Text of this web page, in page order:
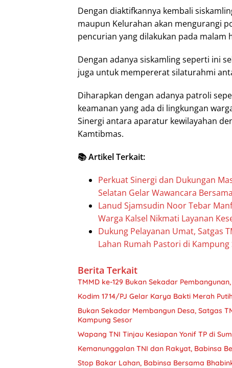
Dengan diaktifkannya kembali
maupun Kelurahan akan mengurangi
pencurian yang dilakukan pada malam
Dengan adanya siskamling seperti ini
juga untuk mempererat silaturahmi
Diharapkan dengan adanya patroli
keamanan yang ada di lingkungan
Sinergi antara aparatur kewilayahan
Kamtibmas.
📚 Artikel Terkait:
Perkuat Sinergi dan Dukungan
Selatan Gelar Wawancara
Lanud Sjamsudin Noor Tebar
Warga Kalsel Nikmati Layanan
Dukung Pelayanan Umat, Satgas
Lahan Rumah Pastori di Kampung
Berita Terkait
TMMD ke-129 Bukan Sekadar
Kodim 1714/PJ Gelar Karya Bakti Merah
Bukan Sekadar Membangun Desa, Satgas
Kampung Sesor
Wapang TNI Tinjau Kesiapan Yonif TP di
Kemanunggalan TNI dan Rakyat, Babinsa
Stop Bakar Lahan, Babinsa Bersama